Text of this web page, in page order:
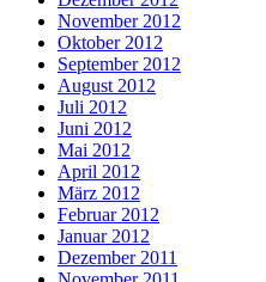
November 2012
Oktober 2012
September 2012
August 2012
Juli 2012
Juni 2012
Mai 2012
April 2012
März 2012
Februar 2012
Januar 2012
Dezember 2011